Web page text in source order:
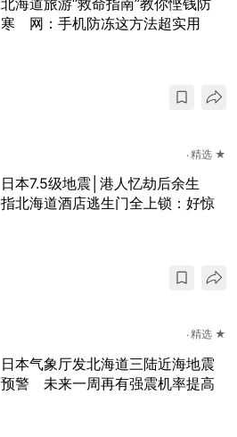
寒 网：手机防冻这方法超实用
精选 ★
日本7.5级地震│港人忆劫后余生
指北海道酒店逃生门全上锁：好惊
精选 ★
日本气象厅发北海道三陆近海地震
预警 未来一周再有强震机率提高